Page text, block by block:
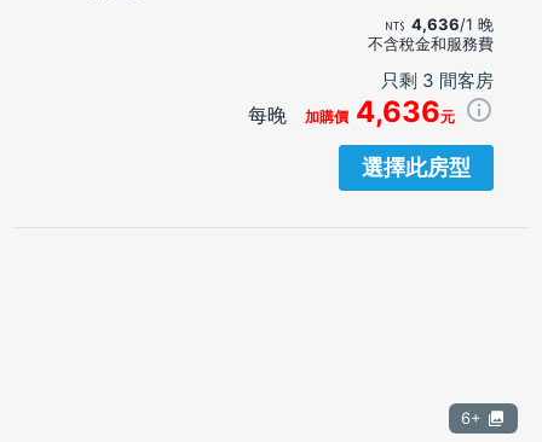
4,636/1 晚
不含稅金和服務費
只剩 3 間客房
每晚 加購價 4,636元
選擇此房型
6+